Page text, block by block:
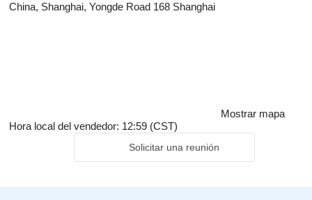
China, Shanghai, Yongde Road 168 Shanghai
Mostrar mapa
Hora local del vendedor: 12:59 (CST)
Solicitar una reunión